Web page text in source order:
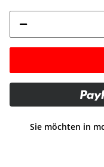
Sie möchten in